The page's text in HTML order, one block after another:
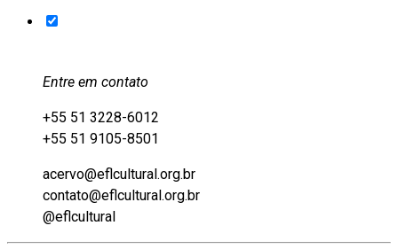
Entre em contato
+55 51 3228-6012
+55 51 9105-8501
acervo@eflcultural.org.br
contato@eflcultural.org.br
@eflcultural